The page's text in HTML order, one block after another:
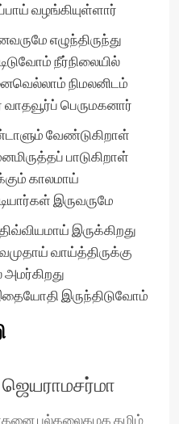
வழங்கியுள்ளார்
எழுந்திருந்து
நீர்நிலையில்
நிமலனிடம்
வாதவூர்ப் பெருமகனார்
வேண்டுகிறாள்
பாடுகிறாள்
காலமாய்
இருவருமே
இருக்கிறது
வாய்த்திருக்கு
இருந்திடுவோம்
ஜெயராமசர்மா
பல்கலைகழக தமிழ்